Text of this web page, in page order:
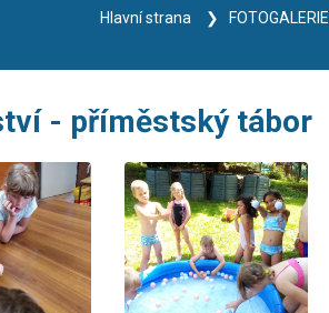
Hlavní strana FOTOGALERIE
- příměstský tábor